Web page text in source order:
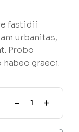
fastidii
urbanitas,
Probo
graeci.
- +